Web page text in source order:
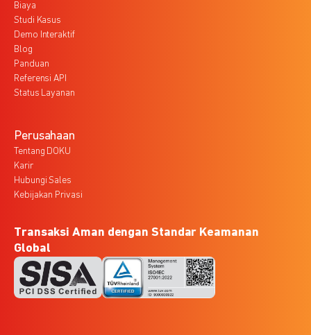
Biaya
Studi Kasus
Demo Interaktif
Blog
Panduan
Referensi API
Status Layanan
Perusahaan
Tentang DOKU
Karir
Hubungi Sales
Kebijakan Privasi
Transaksi Aman dengan Standar Keamanan
Global